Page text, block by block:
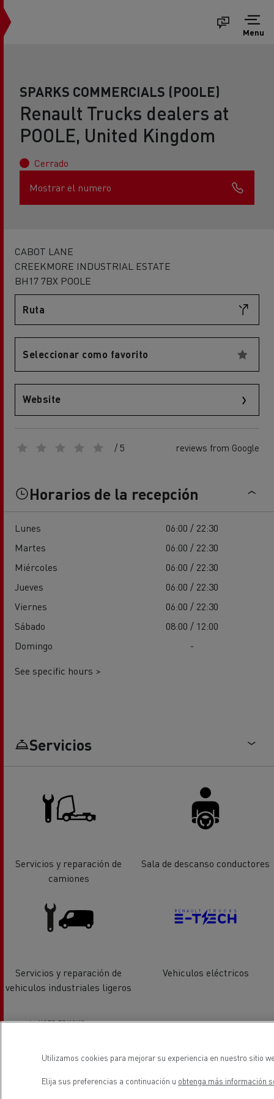
Menu
SPARKS COMMERCIALS (POOLE)
Renault Trucks dealers at
POOLE, United Kingdom
Cerrado
Mostrar el numero
CABOT LANE
CREEKMORE INDUSTRIAL ESTATE
BH17 7BX POOLE
Ruta
Seleccionar como favorito
Website
/ 5 reviews from Google
Horarios de la recepción
Lunes
06:00 / 22:30
Martes
06:00 / 22:30
Miércoles
06:00 / 22:30
Jueves
06:00 / 22:30
Viernes
06:00 / 22:30
Sábado
08:00 / 12:00
Domingo
-
See specific hours >
Servicios
Servicios y reparación de
camiones
Sala de descanso conductores
Servicios y reparación de
vehiculos industriales ligeros
Vehiculos eléctricos
Vehiculos de ocasión _Renault
Utilizamos cookies para mejorar su experiencia en nuestro sitio
Elija sus preferencias a continuación u obtenga más información